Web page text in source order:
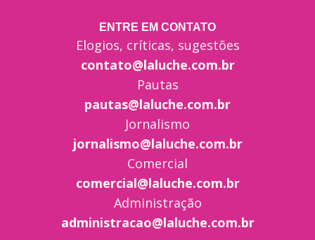
ENTRE EM CONTATO
Elogios, críticas, sugestões
contato@laluche.com.br
Pautas
pautas@laluche.com.br
Jornalismo
jornalismo@laluche.com.br
Comercial
comercial@laluche.com.br
Administração
administracao@laluche.com.br